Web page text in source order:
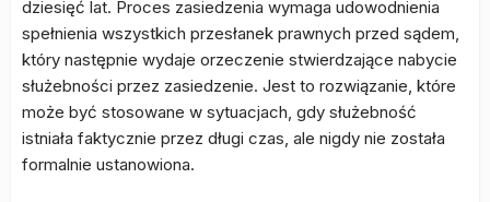
dziesięć lat. Proces zasiedzenia wymaga udowodnienia
spełnienia wszystkich przesłanek prawnych przed sądem,
który następnie wydaje orzeczenie stwierdzające nabycie
służebności przez zasiedzenie. Jest to rozwiązanie, które
może być stosowane w sytuacjach, gdy służebność
istniała faktycznie przez długi czas, ale nigdy nie została
formalnie ustanowiona.